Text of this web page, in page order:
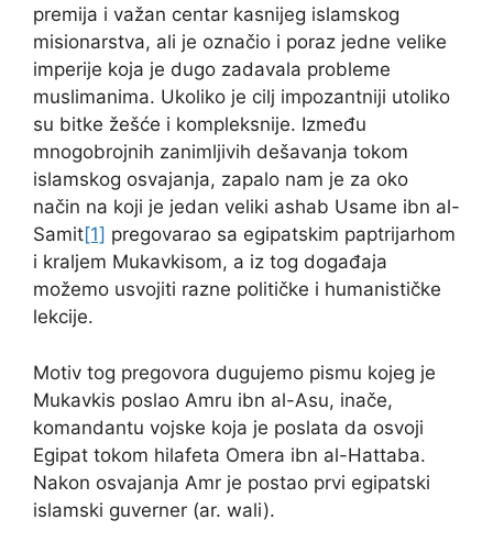
premija i važan centar kasnijeg islamskog
misionarstva, ali je označio i poraz jedne velike
imperije koja je dugo zadavala probleme
muslimanima. Ukoliko je cilj impozantniji utoliko
su bitke žešće i kompleksnije. Između
mnogobrojnih zanimljivih dešavanja tokom
islamskog osvajanja, zapalo nam je za oko
način na koji je jedan veliki ashab Usame ibn al-
Samit[1] pregovarao sa egipatskim paptrijarhom
i kraljem Mukavkisom, a iz tog događaja
možemo usvojiti razne političke i humanističke
lekcije.
Motiv tog pregovora dugujemo pismu kojeg je
Mukavkis poslao Amru ibn al-Asu, inače,
komandantu vojske koja je poslata da osvoji
Egipat tokom hilafeta Omera ibn al-Hattaba.
Nakon osvajanja Amr je postao prvi egipatski
islamski guverner (ar. wali).